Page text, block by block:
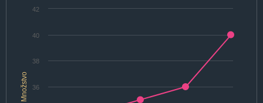
Množstvo 36
38
40
42